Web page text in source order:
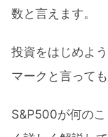
数と言えます。
投資をはじめよ
マークと言って
S&P500が何の